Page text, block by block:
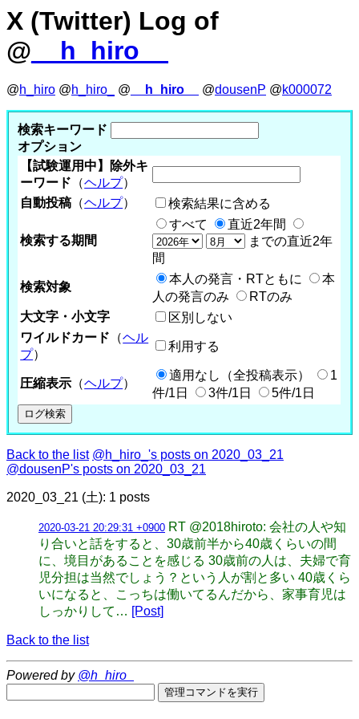
X (Twitter) Log of
@ __h_hiro__
@h_hiro @h_hiro_ @ __h_hiro__ @dousenP @k000072
検索キーワード
オプション
【試験運用中】除外キ
ーワード （ヘルプ）
自動投稿 （ヘルプ） 検索結果に含める
検索する期間
すべて
直近2年間
までの直近2年
間
検索対象
本人の発言・RTともに
本
人の発言のみ
RTのみ
大文字・小文字
区別しない
ワイルドカード （ヘル
プ）
利用する
圧縮表示 （ヘルプ）
適用なし（全投稿表示）
1
件/1日
3件/1日 5件/1日
Back to the list @h_hiro_'s posts on 2020_03_21
@dousenP's posts on 2020_03_21
2020_03_21 (土): 1 posts
2020-03-21 20:29:31 +0900 RT @2018hiroto: 会社の人や知
り合いと話をすると、30歳前半から40歳くらいの間
に、境目があることを感じる 30歳前の人は、夫婦で育
児分担は当然でしょう？という人が割と多い 40歳くら
いになると、こっちは働いてるんだから、家事育児は
しっかりして… [Post]
Back to the list
Powered by @h_hiro_